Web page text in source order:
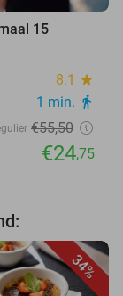
15
8.1 star
1 min. directions_walk
€55,50
€24,75
34%